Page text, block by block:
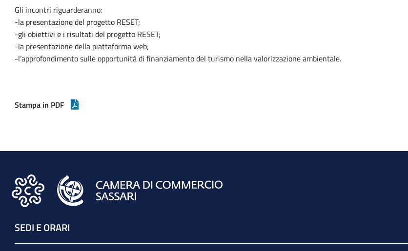
Gli incontri riguarderanno:
-la presentazione del progetto RESET;
-gli obiettivi e i risultati del progetto RESET;
-la presentazione della piattaforma web;
-l’approfondimento sulle opportunità di finanziamento del turismo nella valorizzazione ambientale.
Stampa in PDF
SEDI E ORARI